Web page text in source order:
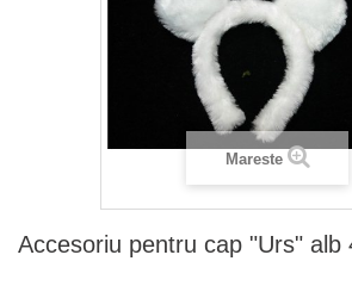
Mareste
Accesoriu pentru cap "Urs" alb